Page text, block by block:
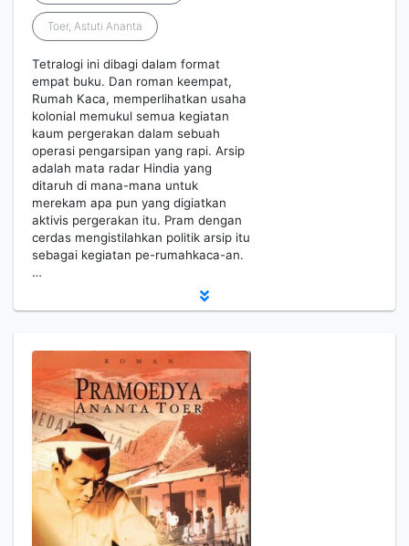
Toer, Astuti Ananta
Tetralogi ini dibagi dalam format
empat buku. Dan roman keempat,
Rumah Kaca, memperlihatkan usaha
kolonial memukul semua kegiatan
kaum pergerakan dalam sebuah
operasi pengarsipan yang rapi. Arsip
adalah mata radar Hindia yang
ditaruh di mana-mana untuk
merekam apa pun yang digiatkan
aktivis pergerakan itu. Pram dengan
cerdas mengistilahkan politik arsip itu
sebagai kegiatan pe-rumahkaca-an.
…